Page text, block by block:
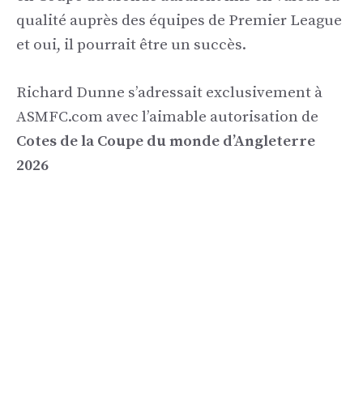
qualité auprès des équipes de Premier League
et oui, il pourrait être un succès.
Richard Dunne s’adressait exclusivement à
ASMFC.com avec l’aimable autorisation de
Cotes de la Coupe du monde d’Angleterre
2026